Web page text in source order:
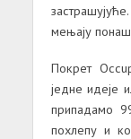
мењају
Покрет
једне идеје
припадамо
похлепу и